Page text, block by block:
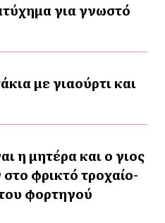
για γνωστό
με γιαούρτι και
η μητέρα και ο γιος
φρικτό τροχαίο-
φορτηγού